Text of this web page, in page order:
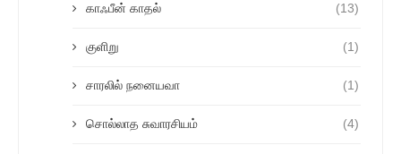
காஃபீன் காதல் (13)
குளிறு (1)
சாரலில் நனையவா (1)
சொல்லாத சுவாரசியம் (4)